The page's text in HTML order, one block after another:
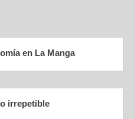
en La Manga
irrepetible